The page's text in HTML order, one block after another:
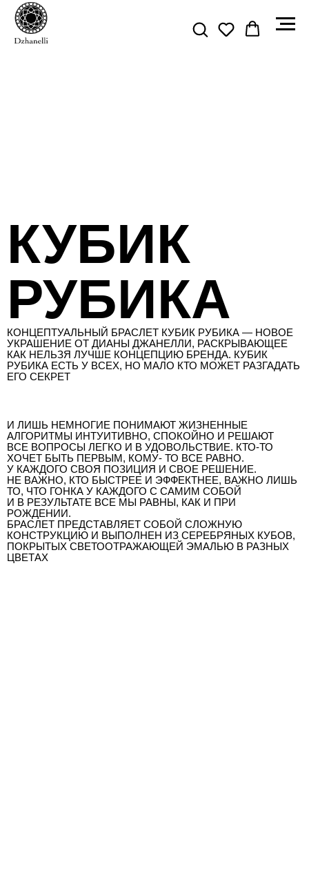
КУБИК
РУБИКА
КОНЦЕПТУАЛЬНЫЙ БРАСЛЕТ КУБИК РУБИКА — НОВОЕ
УКРАШЕНИЕ ОТ ДИАНЫ ДЖАНЕЛЛИ, РАСКРЫВАЮЩЕЕ
КАК НЕЛЬЗЯ ЛУЧШЕ КОНЦЕПЦИЮ БРЕНДА. КУБИК
РУБИКА ЕСТЬ У ВСЕХ, НО МАЛО КТО МОЖЕТ РАЗГАДАТЬ
ЕГО СЕКРЕТ
И ЛИШЬ НЕМНОГИЕ ПОНИМАЮТ ЖИЗНЕННЫЕ
АЛГОРИТМЫ ИНТУИТИВНО, СПОКОЙНО И РЕШАЮТ
ВСЕ ВОПРОСЫ ЛЕГКО И В УДОВОЛЬСТВИЕ. КТО-ТО
ХОЧЕТ БЫТЬ ПЕРВЫМ, КОМУ- ТО ВСЕ РАВНО.
У КАЖДОГО СВОЯ ПОЗИЦИЯ И СВОЕ РЕШЕНИЕ.
НЕ ВАЖНО, КТО БЫСТРЕЕ И ЭФФЕКТНЕЕ, ВАЖНО ЛИШЬ
ТО, ЧТО ГОНКА У КАЖДОГО С САМИМ СОБОЙ
И В РЕЗУЛЬТАТЕ ВСЕ МЫ РАВНЫ, КАК И ПРИ
РОЖДЕНИИ.
БРАСЛЕТ ПРЕДСТАВЛЯЕТ СОБОЙ СЛОЖНУЮ
КОНСТРУКЦИЮ И ВЫПОЛНЕН ИЗ СЕРЕБРЯНЫХ КУБОВ,
ПОКРЫТЫХ СВЕТООТРАЖАЮЩЕЙ ЭМАЛЬЮ В РАЗНЫХ
ЦВЕТАХ